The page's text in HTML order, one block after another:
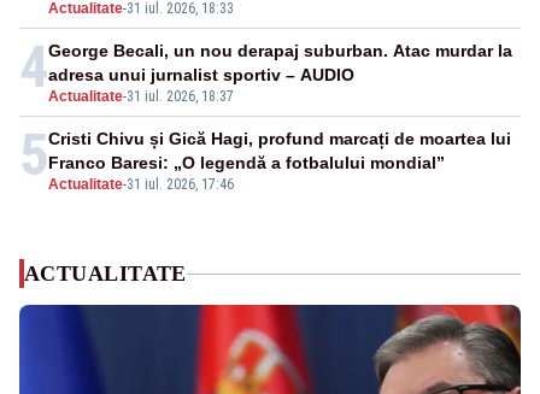
Actualitate-31 iul. 2026, 18:33
4Actualitate-31 iul. 2026, 18:37
George Becali, un nou derapaj suburban. Atac murdar la
adresa unui jurnalist sportiv – AUDIO
5Actualitate-31 iul. 2026, 17:46
Cristi Chivu și Gică Hagi, profund marcați de moartea lui
Franco Baresi: „O legendă a fotbalului mondial”
ACTUALITATE